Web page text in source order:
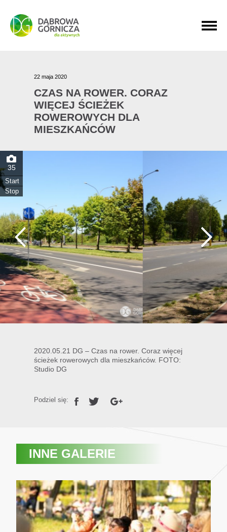
PRZEJDŹ DO MENU GŁÓWNEGO
PRZEJDŹ DO WYSZUKIWARKI
PRZEJDŹ DO TREŚCI
22 maja 2020
CZAS NA ROWER. CORAZ
WIĘCEJ ŚCIEŻEK
ROWEROWYCH DLA
MIESZKAŃCÓW
35
Start
Stop
2020.05.21 DG – Czas na rower. Coraz więcej
ścieżek rowerowych dla mieszkańców. FOTO:
Studio DG
Podziel się:
INNE GALERIE